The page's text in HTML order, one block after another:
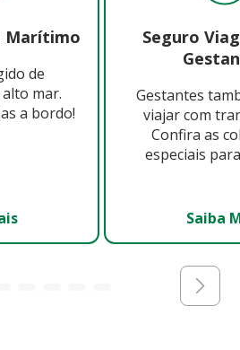
Marítimo
de
mar.
a bordo!
Seguro
Gestantes
viajar com
Confira as
especiais
Saiba